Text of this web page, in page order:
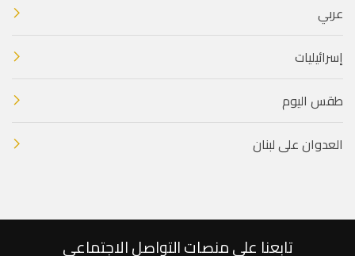
عربي
إسرائيليات
طقس اليوم
العدوان على لبنان
تابعنا على منصات التواصل الاجتماعي